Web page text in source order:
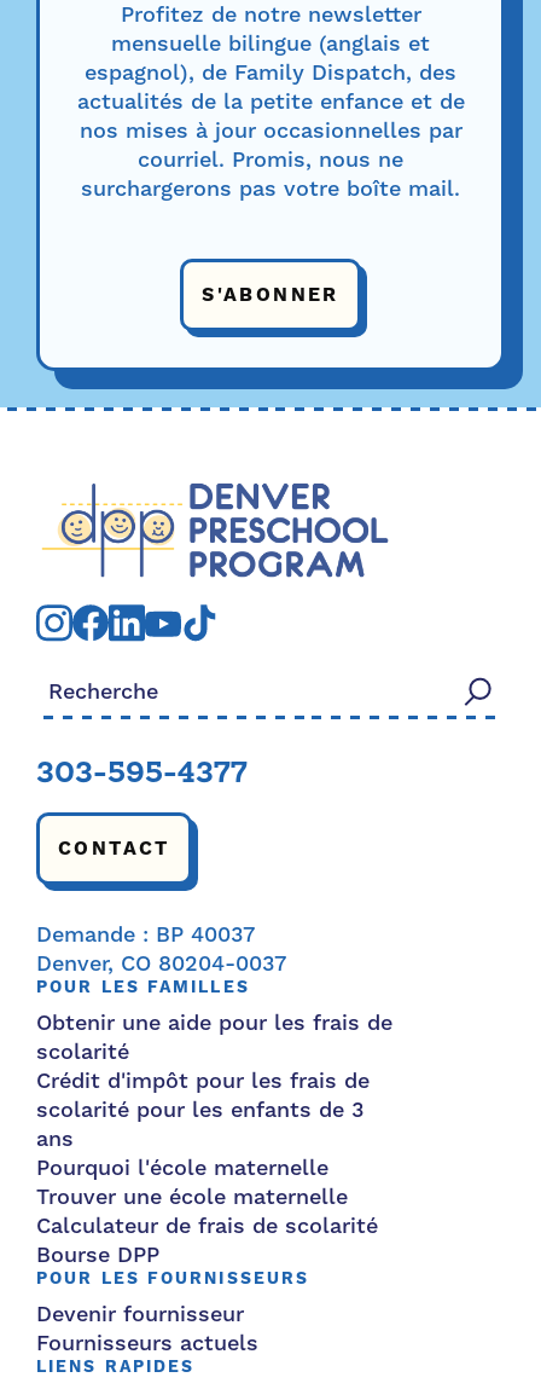
Profitez de notre newsletter
mensuelle bilingue (anglais et
espagnol), de Family Dispatch, des
actualités de la petite enfance et de
nos mises à jour occasionnelles par
courriel. Promis, nous ne
surchargerons pas votre boîte mail.
S'ABONNER
Rechercher:
303-595-4377
CONTACT
Demande : BP 40037
Denver, CO 80204-0037
POUR LES FAMILLES
Obtenir une aide pour les frais de
scolarité
Crédit d'impôt pour les frais de
scolarité pour les enfants de 3
ans
Pourquoi l'école maternelle
Trouver une école maternelle
Calculateur de frais de scolarité
Bourse DPP
POUR LES FOURNISSEURS
Devenir fournisseur
Fournisseurs actuels
LIENS RAPIDES